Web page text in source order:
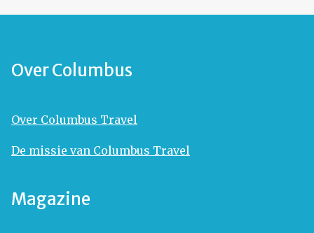
Over Columbus
Over Columbus Travel
De missie van Columbus Travel
Magazine